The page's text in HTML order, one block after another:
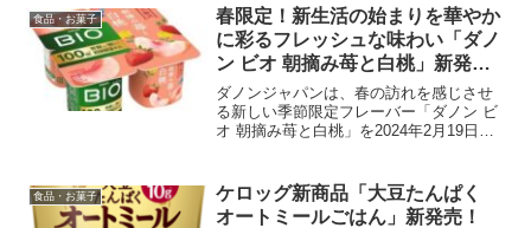
アイスクリームは、カカオフルーツの果
肉部分を活用した独...
食品・お菓子
春限定！新生活の始まりを華やか
に彩るフレッシュな味わい「ダノ
ン ビオ 朝摘み苺と白桃」新発
売!2024年2月19日から
ダノンジャパンは、春の訪れを感じさせ
る新しい季節限定フレーバー「ダノン ビ
オ 朝摘み苺と白桃」を2024年2月19日に
かに彩るフレッシュな味わいが特徴で
す。商品概要ダノ...
食品・お菓子
ケロッグ新商品「大豆たんぱく
オートミールごはん」新発売！